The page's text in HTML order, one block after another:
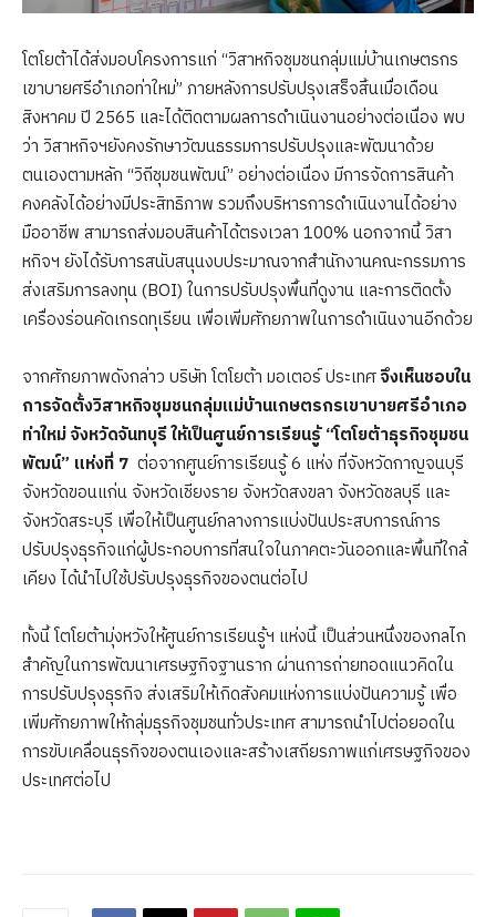
โตโยต้าได้ส่งมอบโครงการแก่ “วิสาหกิจชุมชนกลุ่มแม่บ้านเกษตรกร
เขาบายศรีอำเภอท่าใหม่” ภายหลังการปรับปรุงเสร็จสิ้นเมื่อเดือน
สิงหาคม ปี 2565 และได้ติดตามผลการดำเนินงานอย่างต่อเนื่อง พบ
ว่า วิสาหกิจฯยังคงรักษาวัฒนธรรมการปรับปรุงและพัฒนาด้วย
ตนเองตามหลัก “วิถีชุมชนพัฒน์” อย่างต่อเนื่อง มีการจัดการสินค้า
คงคลังได้อย่างมีประสิทธิภาพ รวมถึงบริหารการดำเนินงานได้อย่าง
มืออาชีพ สามารถส่งมอบสินค้าได้ตรงเวลา 100% นอกจากนี้ วิสา
หกิจฯ ยังได้รับการสนับสนุนงบประมาณจากสำนักงานคณะกรรมการ
ส่งเสริมการลงทุน (BOI) ในการปรับปรุงพื้นที่ดูงาน และการติดตั้ง
เครื่องร่อนคัดเกรดทุเรียน เพื่อเพิ่มศักยภาพในการดำเนินงานอีกด้วย
จากศักยภาพดังกล่าว บริษัท โตโยต้า มอเตอร์ ประเทศจึงเห็นชอบใน
การจัดตั้งวิสาหกิจชุมชนกลุ่มแม่บ้านเกษตรกรเขาบายศรีอำเภอ
ท่าใหม่ จังหวัดจันทบุรี ให้เป็นศูนย์การเรียนรู้ “โตโยต้าธุรกิจชุมชน
พัฒน์” แห่งที่ 7 ต่อจากศูนย์การเรียนรู้ 6 แห่ง ที่จังหวัดกาญจนบุรี
จังหวัดขอนแก่น จังหวัดเชียงราย จังหวัดสงขลา จังหวัดชลบุรี และ
จังหวัดสระบุรี เพื่อให้เป็นศูนย์กลางการแบ่งปันประสบการณ์การ
ปรับปรุงธุรกิจแก่ผู้ประกอบการที่สนใจในภาคตะวันออกและพื้นที่ใกล้
เคียง ได้นำไปใช้ปรับปรุงธุรกิจของตนต่อไป
ทั้งนี้ โตโยต้ามุ่งหวังให้ศูนย์การเรียนรู้ฯ แห่งนี้ เป็นส่วนหนึ่งของกลไก
สำคัญในการพัฒนาเศรษฐกิจฐานราก ผ่านการถ่ายทอดแนวคิดใน
การปรับปรุงธุรกิจ ส่งเสริมให้เกิดสังคมแห่งการแบ่งปันความรู้ เพื่อ
เพิ่มศักยภาพให้กลุ่มธุรกิจชุมชนทั่วประเทศ สามารถนำไปต่อยอดใน
การขับเคลื่อนธุรกิจของตนเองและสร้างเสถียรภาพแก่เศรษฐกิจของ
ประเทศต่อไป